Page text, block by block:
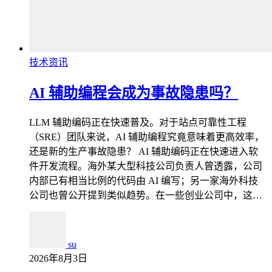
技术资讯
AI 辅助编程会成为事故隐患吗？
LLM 辅助编码正在快速普及。对于站点可靠性工程
（SRE）团队来说，AI 辅助编程究竟意味着更高效率，
还是新的生产事故隐患？ AI 辅助编码正在快速进入软
件开发流程。海外某大型科技公司负责人曾透露，公司
内部已有相当比例的代码由 AI 编写；另一家海外科技
公司也曾公开提到类似趋势。在一些创业公司中，这…
su
2026年8月3日